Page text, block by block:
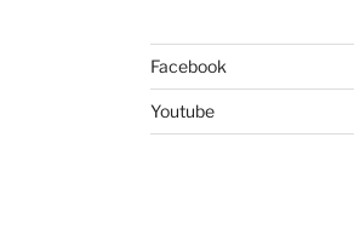
Facebook
Youtube